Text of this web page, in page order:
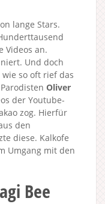
lange Stars.
Videos an.
Und doch
so oft rief das
Oliver
der Youtube-
zog. Hierfür
den
diese. Kalkofe
Umgang mit den
Bee